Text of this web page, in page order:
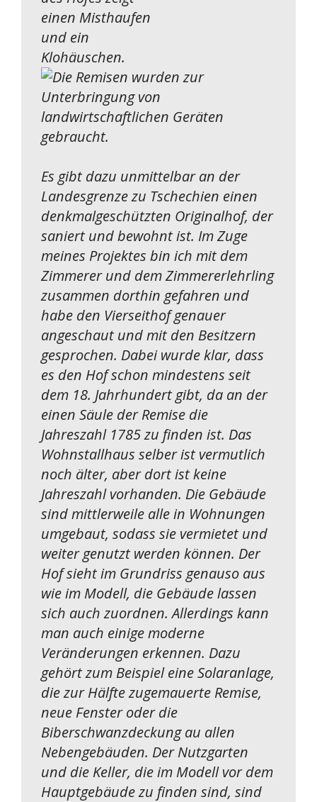
Es gibt dazu unmittelbar an der
Landesgrenze zu Tschechien einen
denkmalgeschützten Originalhof, der
saniert und bewohnt ist. Im Zuge
meines Projektes bin ich mit dem
Zimmerer und dem Zimmererlehrling
zusammen dorthin gefahren und
habe den Vierseithof genauer
angeschaut und mit den Besitzern
gesprochen. Dabei wurde klar, dass
es den Hof schon mindestens seit
dem 18. Jahrhundert gibt, da an der
einen Säule der Remise die
Jahreszahl 1785 zu finden ist. Das
Wohnstallhaus selber ist vermutlich
noch älter, aber dort ist keine
Jahreszahl vorhanden. Die Gebäude
sind mittlerweile alle in Wohnungen
umgebaut, sodass sie vermietet und
weiter genutzt werden können. Der
Hof sieht im Grundriss genauso aus
wie im Modell, die Gebäude lassen
sich auch zuordnen. Allerdings kann
man auch einige moderne
Veränderungen erkennen. Dazu
gehört zum Beispiel eine Solaranlage,
die zur Hälfte zugemauerte Remise,
neue Fenster oder die
Biberschwanzdeckung au allen
Nebengebäuden. Der Nutzgarten
und die Keller, die im Modell vor dem
Hauptgebäude zu finden sind, sind